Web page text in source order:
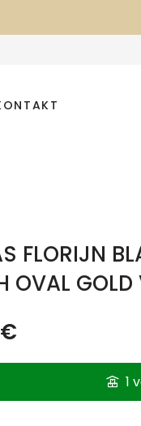
FLORIJN
OVAL GOLD
€
1